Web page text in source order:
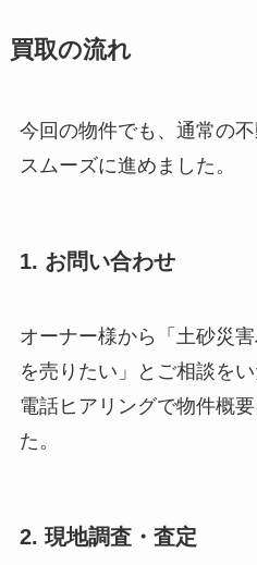
買取の流れ
今回の物件でも、通常の
スムーズに進めました。
1. お問い合わせ
オーナー様から「土砂災
を売りたい」とご相談を
電話ヒアリングで物件概
た。
2. 現地調査・査定